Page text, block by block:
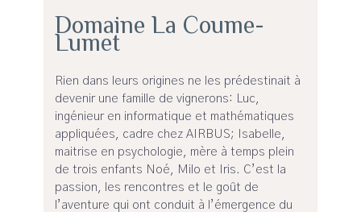
Domaine La Coume-
Lumet
Rien dans leurs origines ne les prédestinait à
devenir une famille de vignerons: Luc,
ingénieur en informatique et mathématiques
appliquées, cadre chez AIRBUS; Isabelle,
maitrise en psychologie, mère à temps plein
de trois enfants Noé, Milo et Iris. C’est la
passion, les rencontres et le goût de
l’aventure qui ont conduit à l’émergence du